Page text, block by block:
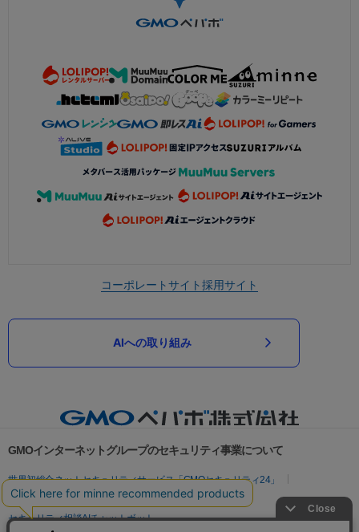
コーポレートサイト採用サイト
AIへの取り組み
GMOインターネットグループのセキュリティ事業について
世界初総合ネットセキュリティサービス「GMOセキュリティ24」
パスワード漏洩診断
Webサイトリスク診断
セキュリティ相談AIチャットボット